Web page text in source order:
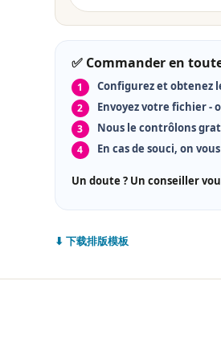
✅ Commander en
Configurez et obtenez
Envoyez votre fichier -
Nous le contrôlons
En cas de souci, on
Un doute ? Un conseiller
⬇ 下载排版模板